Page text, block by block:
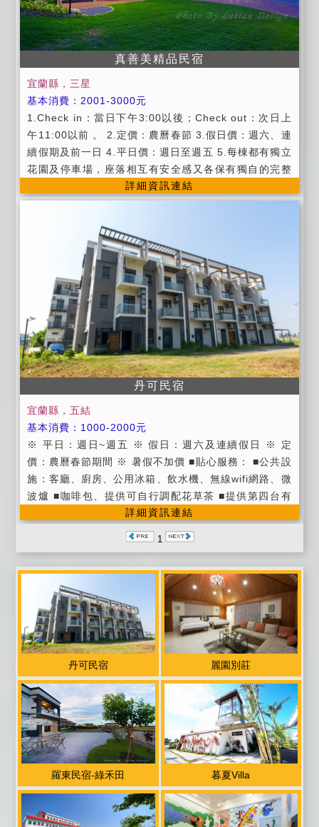
民宿依觀光局頒佈之《定型化契約》規定可將原訂金退
回或可辦理延期半年內入住以一次為限;但若於住宿日14
日以內之不論是辦理延期或取消訂房,本民宿都將依觀光
局頒佈《定型化契約》規定之取消規則比例扣款,請詳細
閱讀此注意事項，完成訂房手續時視為同意此約定,以避
免因此糾紛！ →本民宿訂金依照觀光局頒佈《定型化契
約》規定並依法令規定比率進行取消訂房之扣款如下：
旅客住宿日當日取消訂房扣預付訂金金額100% 。 旅客
於住宿日前1日內取消訂房扣房價預付訂金金額80%。
旅客於住宿日前2-3日內取消訂房扣房價預付訂金金額7
0%。 旅客於住宿日前4-6日內取消訂房扣房價預付訂金
金額60%。 旅客於住宿日前7-9日內取消訂房扣房價預
扣房價預付訂金金額30%。 旅客於住宿日前14日前(含1
4日)取消訂房扣房價預付訂金金額0%。 (或可延期半
年，以一次為限)如遇天災(如地震、颱風)導致交通中斷
無法前來，經主管單位發佈之訊息，可退還訂金 100%
(或可延期半年以一次為限)。 →若因颱風交通受阻而導
致無法離開，滯留本館期間住宿以 6 折計算。
真善美精品民宿
宜蘭縣，三星
基本消費：2001-3000元
1.Check in：當日下午3:00以後；Check out：次日上
午11:00以前 。 2.定價：農曆春節 3.假日價：週六、連
續假期及前一日 4.平日價：週日至週五 5.每棟都有獨立
花園及停車場，座落相互有安全感又各保有獨自的完整
性，完全不會相互干擾。 6.為維護住宿品質，屋內全區
請勿吸煙，請勿攜帶寵物，不便處請見諒。 ■貼心服務
上網 ( 需自備電腦 ) / 客廳 / 廚房 / 冰箱 / 飲水機/寬敞
停車場地 / 自行車。 2.提供精緻美味早餐服務。(用餐時
間為8:30~9:30) 3.全部採用新拖鞋或拋棄式拖鞋及拋棄
式洗臉紙巾。 4.提供羅東前火車站接送服務。 5.提供自
製全套的旅遊資訊,內含景點路線規劃、著名餐廳、小吃
及伴手禮。 6.代辦汽、機車租賃服務及各式套裝行程。
7.代辦賞鯨、泛舟套裝行程服務。 8.歡迎包棟，詳細請
參考包棟介紹。 9.具有寬敞停車場。
詳細資訊連結
丹可民宿
宜蘭縣，五結
基本消費：1000-2000元
※ 平日：週日~週五 ※ 假日：週六及連續假日 ※ 定
價：農曆春節期間 ※ 暑假不加價 ■貼心服務： ■公共設
施：客廳、廚房、公用冰箱、飲水機、無線wifi網路、微
波爐 ■咖啡包、提供可自行調配花草茶 ■提供第四台有
線頻道電視 ■提供宜蘭旅遊資訊服務 ■車站接送（需提
前告知預約） ■貼心叮嚀： ■因為工作因素不方便準備
在地美食喔。 ■進房時間：當日下午15:00以後；退房時
間：翌日上午11:00以前。 ■平日：週日~週五 / 假日：
週六、連續假日及國定假日 / 定價：農曆過年期間 ■入
住時請記得出示您的證件，以便我們登記，在辦理登記
的同時，也請您將住宿費一併繳交。 ■為維護住宿環
境，室內請勿吸煙，不便處請見諒。 ■為維護住宿安
寧，請每位遊客保持輕聲細語，相互尊重住宿空間上的
安寧。 ■個人貴重物品、請自行妥善保管、如有遺失，
恕不負責，敬請見諒。 ■延期住宿：請於住宿前一週告
知，將可辦理退費或保留訂金三個月，並於期限內擇期
住宿。 ■如遇天災 (颱風、地震) 經宜蘭縣政府發佈停止
上班上課當天與前後一天的預定，亦可辦理取消退費或
延期住 宿，並將保留訂金三個月，並於期限內擇期住
宿。 ■取消訂房訂金退還標準（依據消保會規定）： ●
預定住宿日前14日取消訂房，可退回全部訂金 。 ●預定
住宿日前10日至13日取消訂房者，可退回 70% 的訂金
詳細資訊連結
1
丹可民宿 麗園別莊
羅東民宿-綠禾田 暮夏Villa